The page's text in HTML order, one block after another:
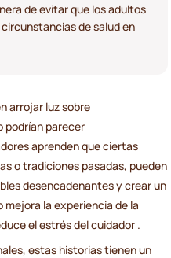
de evitar que los adultos
de salud en
arrojar luz sobre
podrían parecer
aprenden que ciertas
o tradiciones pasadas, pueden
desencadenantes y crear un
la experiencia de la
el estrés del cuidador .
estas historias tienen un